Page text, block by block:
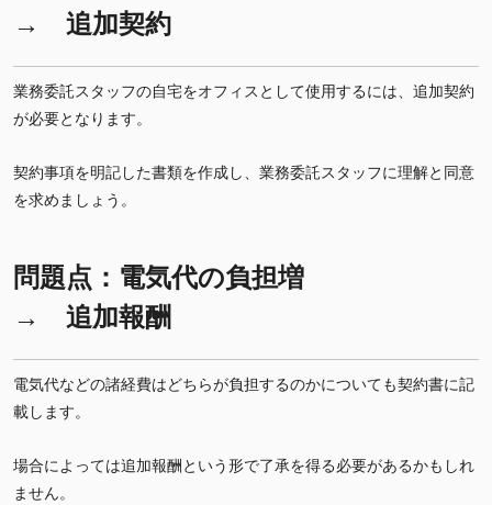
→ 追加契約
業務委託スタッフの自宅をオフィスとして使用するには、追加契約
が必要となります。
契約事項を明記した書類を作成し、業務委託スタッフに理解と同意
を求めましょう。
問題点：電気代の負担増
→ 追加報酬
電気代などの諸経費はどちらが負担するのかについても契約書に記
載します。
場合によっては追加報酬という形で了承を得る必要があるかもしれ
ません。